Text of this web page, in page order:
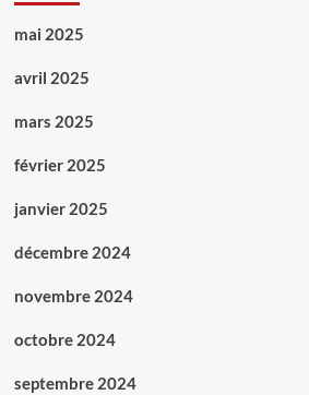
mai 2025
avril 2025
mars 2025
février 2025
janvier 2025
décembre 2024
novembre 2024
octobre 2024
septembre 2024